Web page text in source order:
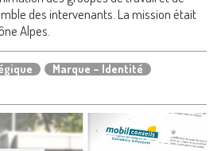
des intervenants. La mission était
Alpes.
Marque – Identité